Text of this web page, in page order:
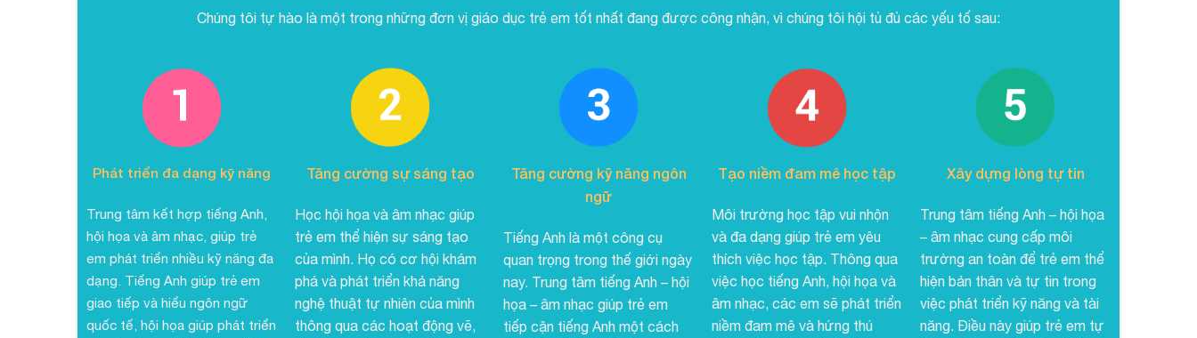
Chúng tôi tự hào là một trong những đơn vị giáo dục trẻ em tốt nhất đang được công nhận, vì chúng tôi hội tủ đủ các yếu tố sau:
Phát triển đa dạng kỹ năng
Trung tâm kết hợp tiếng Anh,
hội họa và âm nhạc, giúp trẻ
em phát triển nhiều kỹ năng đa
dạng. Tiếng Anh giúp trẻ em
giao tiếp và hiểu ngôn ngữ
quốc tế, hội họa giúp phát triển
Tăng cường sự sáng tạo
Học hội họa và âm nhạc giúp
trẻ em thể hiện sự sáng tạo
của mình. Họ có cơ hội khám
phá và phát triển khả năng
nghệ thuật tự nhiên của mình
thông qua các hoạt động vẽ,
Tăng cường kỹ năng ngôn
ngữ
Tiếng Anh là một công cụ
quan trọng trong thế giới ngày
nay. Trung tâm tiếng Anh – hội
họa – âm nhạc giúp trẻ em
tiếp cận tiếng Anh một cách
Tạo niềm đam mê học tập
Môi trường học tập vui nhộn
và đa dạng giúp trẻ em yêu
thích việc học tập. Thông qua
việc học tiếng Anh, hội họa và
âm nhạc, các em sẽ phát triển
niềm đam mê và hứng thú
Xây dựng lòng tự tin
Trung tâm tiếng Anh – hội họa
– âm nhạc cung cấp môi
trường an toàn để trẻ em thể
hiện bản thân và tự tin trong
việc phát triển kỹ năng và tài
năng. Điều này giúp trẻ em tự